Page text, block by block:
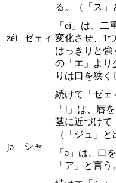
zéi ゼェィ
る。（「ス」
「ei」は、二
変化させ、1
はっきりと強
の「エ」より
りは口を狭く
続けて「ゼェ
ʃə シャ
「ʃ」は、唇
茎に近づけて
（「ジュ」
「ə」は、口
「ア」と言う